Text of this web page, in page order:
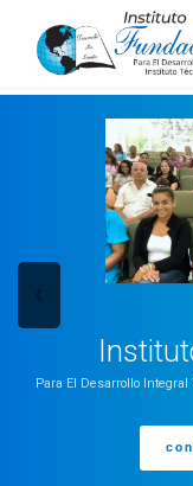
Para El Desarrollo